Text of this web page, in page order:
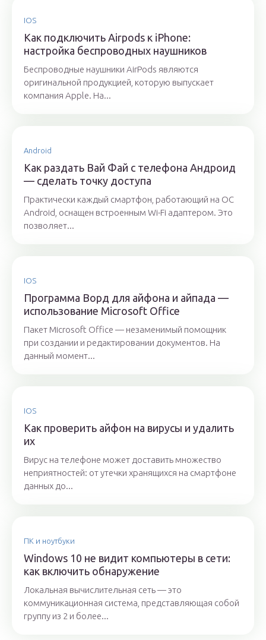
IOS
Как подключить Airpods к iPhone:
настройка беспроводных наушников
Беспроводные наушники AirPods являются
оригинальной продукцией, которую выпускает
компания Apple. На...
Android
Как раздать Вай Фай с телефона Андроид
— сделать точку доступа
Практически каждый смартфон, работающий на ОС
Android, оснащен встроенным Wi-Fi адаптером. Это
позволяет...
IOS
Программа Ворд для айфона и айпада —
использование Microsoft Office
Пакет Microsoft Office — незаменимый помощник
при создании и редактировании документов. На
данный момент...
IOS
Как проверить айфон на вирусы и удалить
их
Вирус на телефоне может доставить множество
неприятностей: от утечки хранящихся на смартфоне
данных до...
ПК и ноутбуки
Windows 10 не видит компьютеры в сети:
как включить обнаружение
Локальная вычислительная сеть — это
коммуникационная система, представляющая собой
группу из 2 и более...